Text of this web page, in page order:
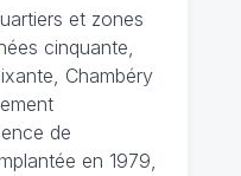
et zones
cinquante,
Chambéry
de
en 1979,